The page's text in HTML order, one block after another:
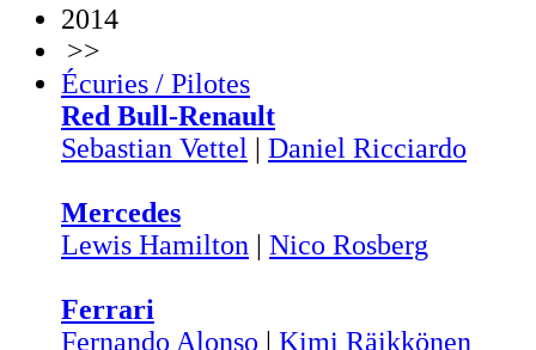
2014
>>
Écuries / Pilotes
Red Bull-Renault
Sebastian Vettel | Daniel Ricciardo
Mercedes
Lewis Hamilton | Nico Rosberg
Ferrari
Fernando Alonso | Kimi Räikkönen